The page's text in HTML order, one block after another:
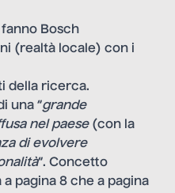
Bosch
(realtà locale) con i
della ricerca.
una “grande
nel paese(con la
di evolvere
“. Concetto
pagina 8 che a pagina